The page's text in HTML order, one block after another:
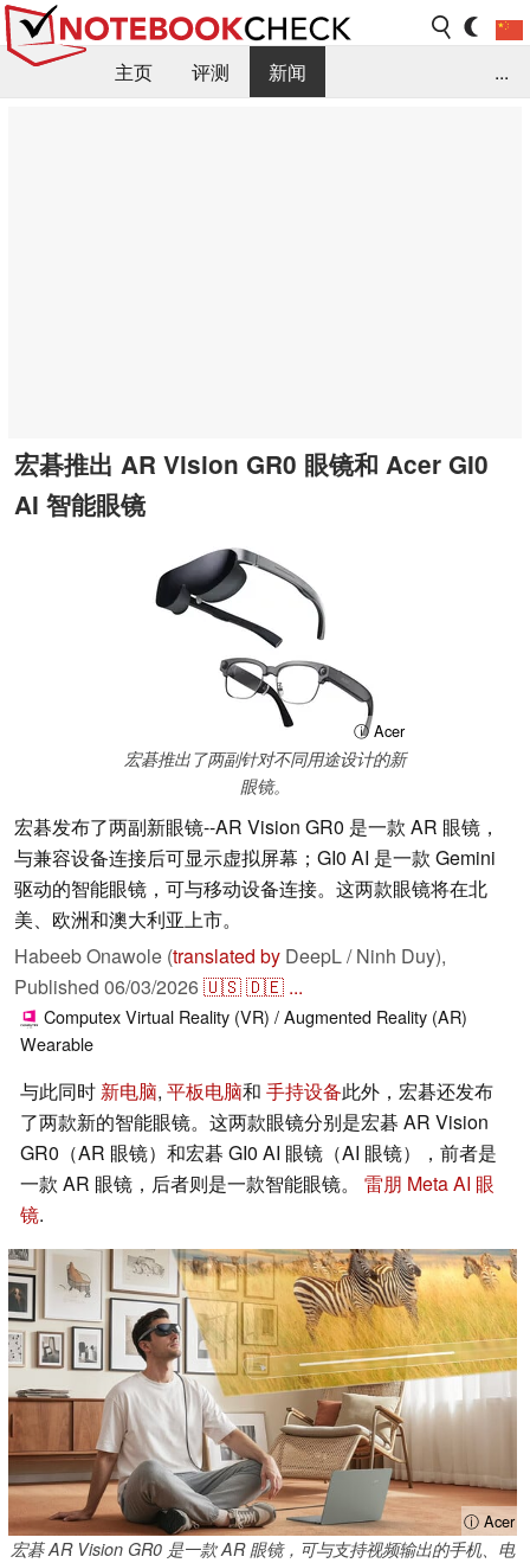
主页 评测
新闻
...
宏碁推出 AR Vision GR0 眼镜和 Acer GI0
AI 智能眼镜
ⓘ Acer
宏碁推出了两副针对不同用途设计的新
眼镜。
宏碁发布了两副新眼镜--AR Vision GR0 是一款 AR 眼镜，
与兼容设备连接后可显示虚拟屏幕；GI0 AI 是一款 Gemini
驱动的智能眼镜，可与移动设备连接。这两款眼镜将在北
美、欧洲和澳大利亚上市。
Habeeb Onawole (translated by DeepL / Ninh Duy),
Published 06/03/2026🇺🇸🇩🇪 ...
Computex Virtual Reality (VR) / Augmented Reality (AR)
Wearable
与此同时 新电脑, 平板电脑和 手持设备此外，宏碁还发布
了两款新的智能眼镜。这两款眼镜分别是宏碁 AR Vision
GR0（AR 眼镜）和宏碁 GI0 AI 眼镜（AI 眼镜），前者是
一款 AR 眼镜，后者则是一款智能眼镜。 雷朋 Meta AI 眼
镜.
ⓘ Acer
宏碁 AR Vision GR0 是一款 AR 眼镜，可与支持视频输出的手机、电